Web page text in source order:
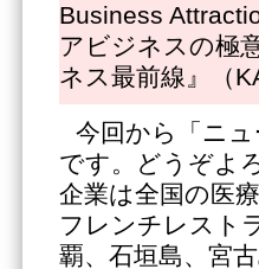
Business
アビジネスの極
ネス最前線』（
今回から「ニ
です。どうぞよ
企業は全国の医
フレンチレスト
覇、石垣島、宮